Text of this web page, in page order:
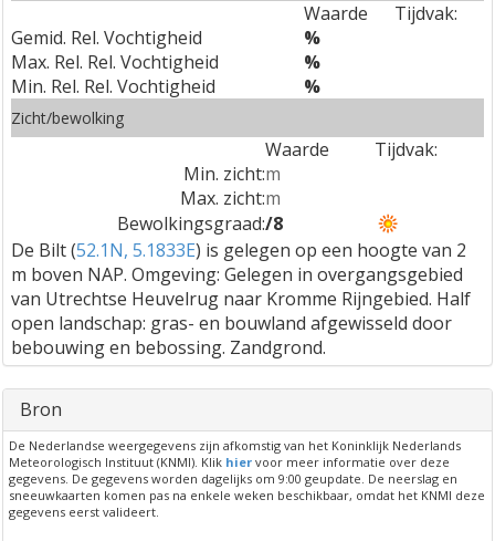
Waarde
Tijdvak:
Gemid. Rel. Vochtigheid
%
Max. Rel. Rel. Vochtigheid
%
Min. Rel. Rel. Vochtigheid
%
Zicht/bewolking
Waarde
Tijdvak:
Min. zicht:m
Max. zicht:m
Bewolkingsgraad:/8
De Bilt (52.1N, 5.1833E) is gelegen op een hoogte van 2
m boven NAP. Omgeving: Gelegen in overgangsgebied
van Utrechtse Heuvelrug naar Kromme Rijngebied. Half
open landschap: gras- en bouwland afgewisseld door
bebouwing en bebossing. Zandgrond.
Bron
De Nederlandse weergegevens zijn afkomstig van het Koninklijk Nederlands
Meteorologisch Instituut (KNMI). Klik hier voor meer informatie over deze
gegevens. De gegevens worden dagelijks om 9:00 geupdate. De neerslag en
sneeuwkaarten komen pas na enkele weken beschikbaar, omdat het KNMI deze
gegevens eerst valideert.